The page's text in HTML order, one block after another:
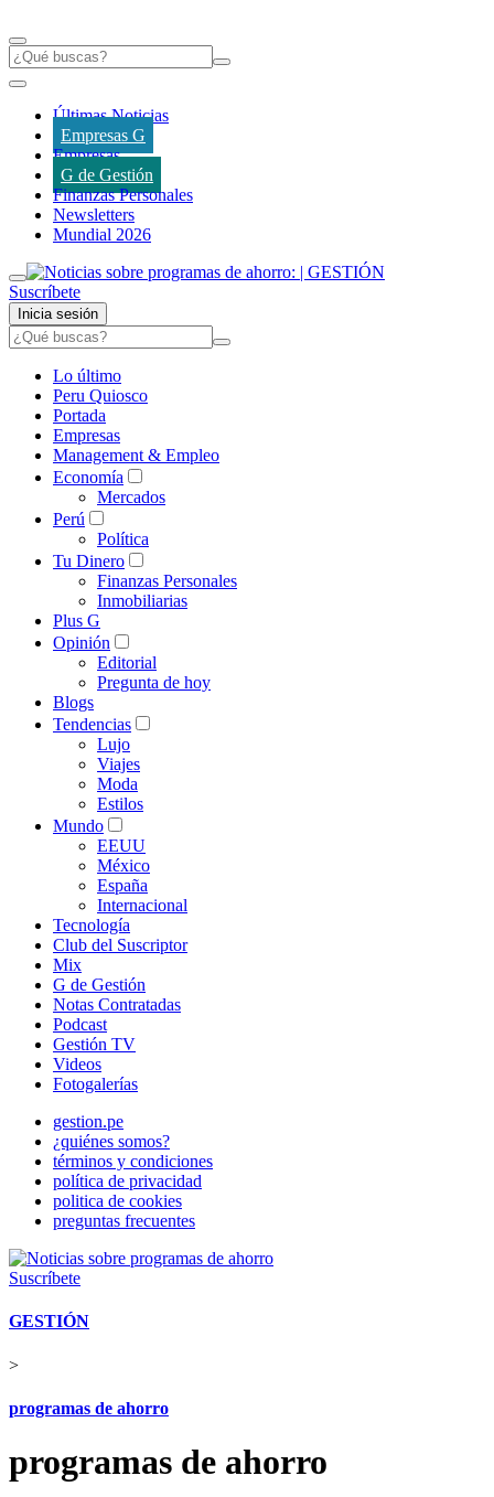
Últimas Noticias
Empresas G
Empresas
G de Gestión
Finanzas Personales
Newsletters
Mundial 2026
Suscríbete
Inicia sesión
Lo último
Peru Quiosco
Portada
Empresas
Management & Empleo
Economía
Mercados
Perú
Política
Tu Dinero
Finanzas Personales
Inmobiliarias
Plus G
Opinión
Editorial
Pregunta de hoy
Blogs
Tendencias
Lujo
Viajes
Moda
Estilos
Mundo
EEUU
México
España
Internacional
Tecnología
Club del Suscriptor
Mix
G de Gestión
Notas Contratadas
Podcast
Gestión TV
Videos
Fotogalerías
gestion.pe
¿quiénes somos?
términos y condiciones
política de privacidad
politica de cookies
preguntas frecuentes
Suscríbete
GESTIÓN
>
programas de ahorro
programas de ahorro